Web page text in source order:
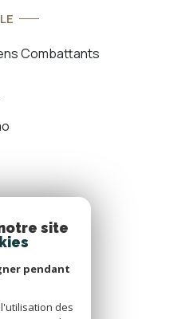
Combattants
site
pendant
des